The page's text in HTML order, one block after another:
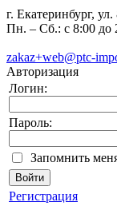
г. Екатеринбург,
Пн. – Сб.: с 8:00 до
zakaz+web@ptc-
Авторизация
Логин:
Пароль:
Запомнить
Регистрация